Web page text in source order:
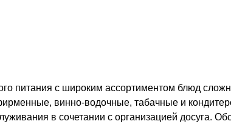
питания с широким ассортиментом блюд
винно-водочные, табачные и
в сочетании с организацией досуга.